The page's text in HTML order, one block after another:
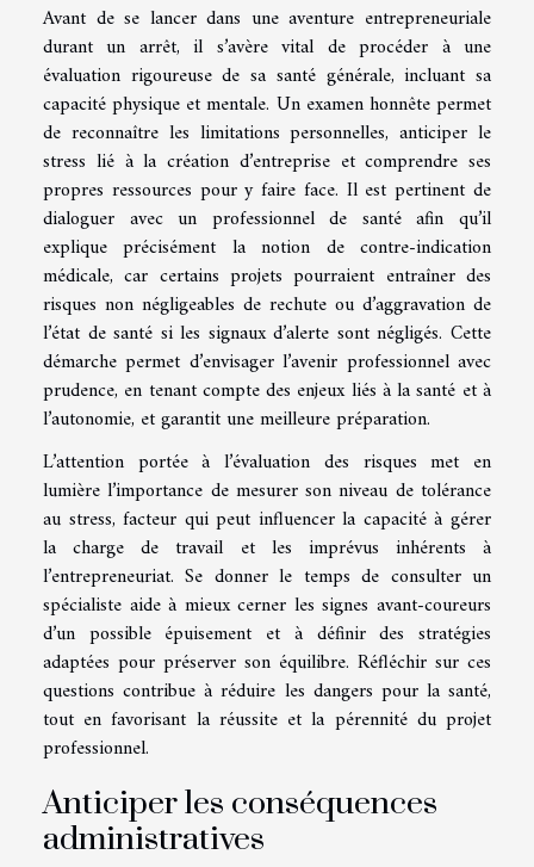
Avant de se lancer dans une aventure entrepreneuriale
durant un arrêt, il s’avère vital de procéder à une
évaluation rigoureuse de sa santé générale, incluant sa
capacité physique et mentale. Un examen honnête permet
de reconnaître les limitations personnelles, anticiper le
stress lié à la création d’entreprise et comprendre ses
propres ressources pour y faire face. Il est pertinent de
dialoguer avec un professionnel de santé afin qu’il
explique précisément la notion de contre-indication
médicale, car certains projets pourraient entraîner des
risques non négligeables de rechute ou d’aggravation de
l’état de santé si les signaux d’alerte sont négligés. Cette
démarche permet d’envisager l’avenir professionnel avec
prudence, en tenant compte des enjeux liés à la santé et à
l’autonomie, et garantit une meilleure préparation.
L’attention portée à l’évaluation des risques met en
lumière l’importance de mesurer son niveau de tolérance
au stress, facteur qui peut influencer la capacité à gérer
la charge de travail et les imprévus inhérents à
l’entrepreneuriat. Se donner le temps de consulter un
spécialiste aide à mieux cerner les signes avant-coureurs
d’un possible épuisement et à définir des stratégies
adaptées pour préserver son équilibre. Réfléchir sur ces
questions contribue à réduire les dangers pour la santé,
tout en favorisant la réussite et la pérennité du projet
professionnel.
Anticiper les conséquences
administratives